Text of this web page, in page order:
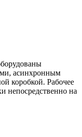
асинхронным
коробкой. Рабочее
непосредственно на